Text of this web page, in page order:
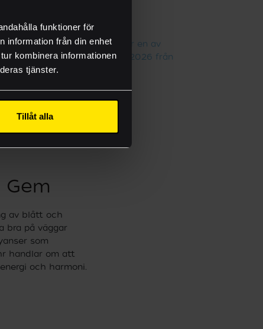
funktioner för
information från din enhet
kombinera informationen
tjänster.
Tillåt alla
Soft Serenity är en av
färgpaletterna 2026 från
av blått och
bra på väggar
som
handlar om att
och harmoni.